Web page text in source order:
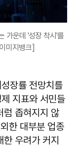
가운데 '성장 착시'를
미지뱅크]
장률 전망치를
지표와 서민들
럼 좁혀지지 않
한 대부분 업종
우려가 커지